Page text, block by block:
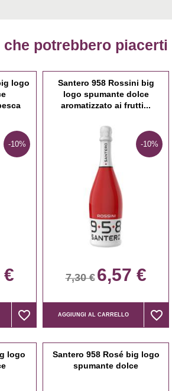
potrebbero piacerti
logo
-10%
€
favorite_border
favorite_border
Santero 958 Rossini big
logo spumante dolce
aromatizzato ai frutti...
-10%
7,30 € 6,57 €
AGGIUNGI AL CARRELLO favorite_border
favorite_border
logo
Santero 958 Rosé big logo
spumante dolce